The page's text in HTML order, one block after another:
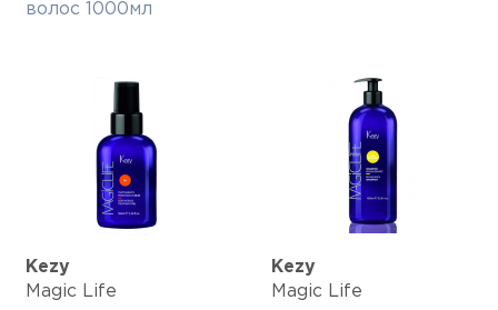
волос 1000мл
Kezy
Magic Life
Kezy
Magic Life